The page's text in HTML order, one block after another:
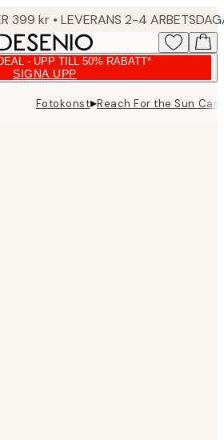
399 kr • LEVERANS 2-4
- UPP TILL 50% RABATT*
SIGNA UPP
Fotokonst▸Reach For the Sun